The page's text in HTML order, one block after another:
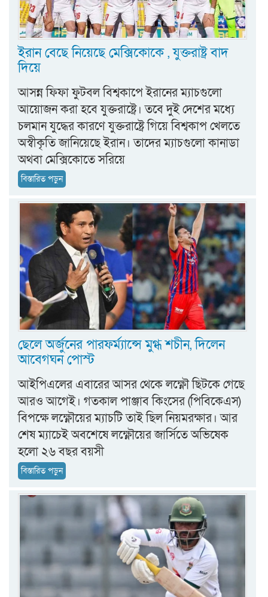
ইরান বেছে নিয়েছে মেক্সিকোকে , যুক্তরাষ্ট্র বাদ
দিয়ে
আসন্ন ফিফা ফুটবল বিশ্বকাপে ইরানের ম্যাচগুলো
আয়োজন করা হবে যুক্তরাষ্ট্রে। তবে দুই দেশের মধ্যে
চলমান যুদ্ধের কারণে যুক্তরাষ্ট্রে গিয়ে বিশ্বকাপ খেলতে
অস্বীকৃতি জানিয়েছে ইরান। তাদের ম্যাচগুলো কানাডা
অথবা মেক্সিকোতে সরিয়ে
বিস্তারিত পড়ুন
ছেলে অর্জুনের পারফর্ম্যান্সে মুগ্ধ শচীন, দিলেন
আবেগঘন পোস্ট
আইপিএলের এবারের আসর থেকে লক্ষ্ণৌ ছিটকে গেছে
আরও আগেই। গতকাল পাঞ্জাব কিংসের (পিবিকেএস)
বিপক্ষে লক্ষ্ণৌয়ের ম্যাচটি তাই ছিল নিয়মরক্ষার। আর
শেষ ম্যাচেই অবশেষে লক্ষ্ণৌয়ের জার্সিতে অভিষেক
হলো ২৬ বছর বয়সী
বিস্তারিত পড়ুন